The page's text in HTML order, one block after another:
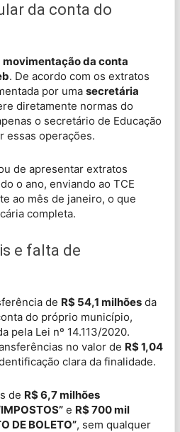
da conta do
movimentação da conta
. De acordo com os extratos
por uma secretária
diretamente normas do
o secretário de Educação
essas operações.
de apresentar extratos
o ano, enviando ao TCE
ao mês de janeiro, o que
completa.
e falta de
de R$ 54,1 milhões da
do próprio município,
pela Lei nº 14.113/2020.
no valor de R$ 1,04
clara da finalidade.
de R$ 6,7 milhões
e R$ 700 mil
DE BOLETO”, sem qualquer